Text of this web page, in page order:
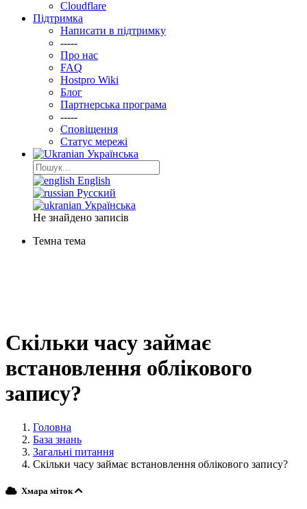
Clоudflare
Підтримка
Написати в підтримку
-----
Про нас
FAQ
Hostpro Wiki
Блог
Партнерська програма
-----
Сповіщення
Статус мережі
Українська
English
Русский
Українська
Не знайдено записів
Темна тема
Скільки часу займає
встановлення облікового
запису?
Головна
База знань
Загальні питання
Скільки часу займає встановлення облікового запису?
Хмара міток